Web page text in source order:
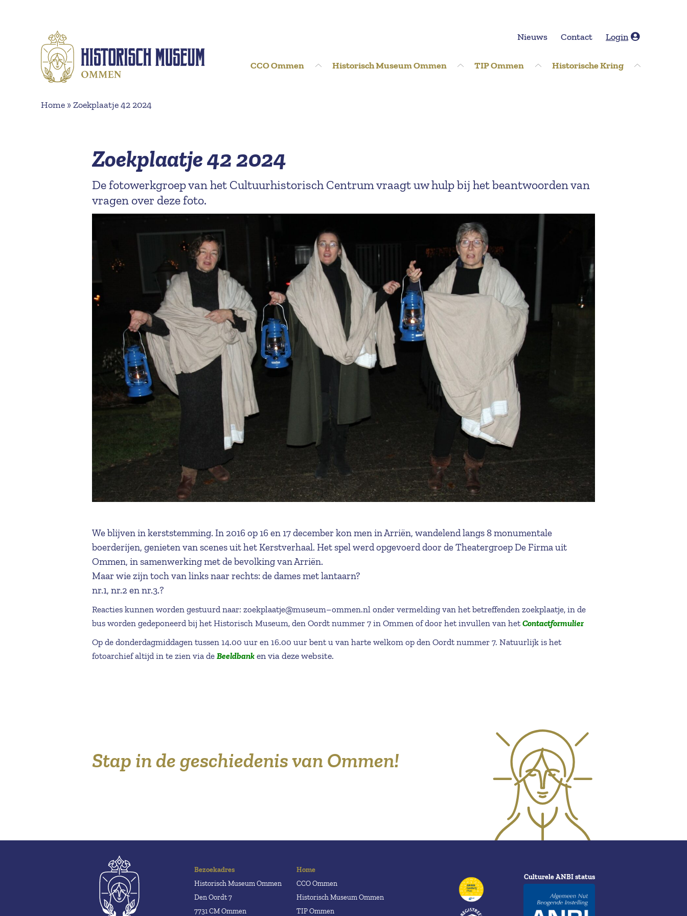
Nieuws Contact Login
CCO Ommen Historisch Museum Ommen TIP Ommen Historische Kring
Home »Zoekplaatje 42 2024
Zoekplaatje 42 2024
De fotowerkgroep van het Cultuurhistorisch Centrum vraagt uw hulp bij het beantwoorden van
vragen over deze foto.
We blijven in kerststemming. In 2016 op 16 en 17 december kon men in Arriën, wandelend langs 8 monumentale
boerderijen, genieten van scenes uit het Kerstverhaal. Het spel werd opgevoerd door de Theatergroep De Firma uit
Ommen, in samenwerking met de bevolking van Arriën.
Maar wie zijn toch van links naar rechts: de dames met lantaarn?
nr.1, nr.2 en nr.3.?
Reacties kunnen worden gestuurd naar: zoekplaatje@museum–ommen.nl onder vermelding van het betreffenden zoekplaatje, in de
bus worden gedeponeerd bij het Historisch Museum, den Oordt nummer 7 in Ommen of door het invullen van het Contactformulier
Op de donderdagmiddagen tussen 14.00 uur en 16.00 uur bent u van harte welkom op den Oordt nummer 7. Natuurlijk is het
fotoarchief altijd in te zien via de Beeldbank en via deze website.
Stap in de geschiedenis van Ommen!
Bezoekadres
Historisch Museum Ommen
Den Oordt 7
7731 CM Ommen
Home
CCO Ommen
Historisch Museum Ommen
TIP Ommen
Culturele ANBI status